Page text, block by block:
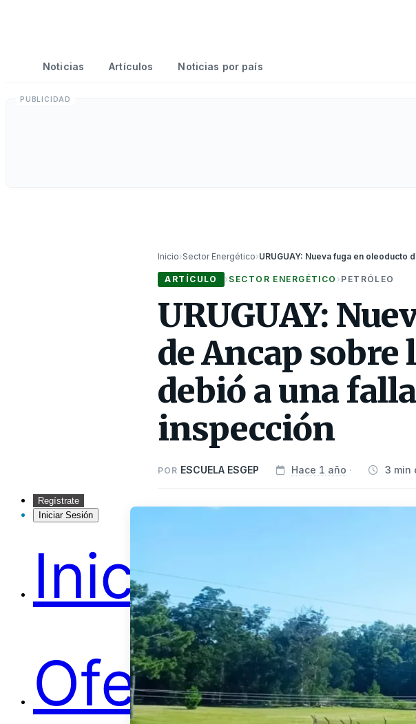
Regístrate
Iniciar Sesión
Inicio
Ofertas
Noticias Artículos Noticias por país
Inicio›Sector Energético›
ARTÍCULO › SECTOR ENERGÉTICO › PETRÓLEO
URUGUAY:
de Ancap
debió a una
inspección
POR ESCUELA ESGEP Hace 1 año · 3 min